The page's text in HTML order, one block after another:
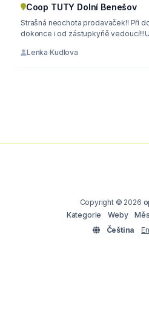
Coop TUTY Dolní Benešov
Strašná neochota prodavaček!! Při
dokonce i od zástupkyňě
Lenka Kudlova
Copyright © 2026
Kategorie
Weby
Čeština